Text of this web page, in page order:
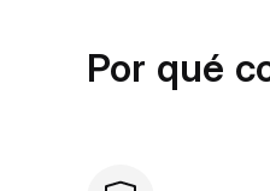
Por qué